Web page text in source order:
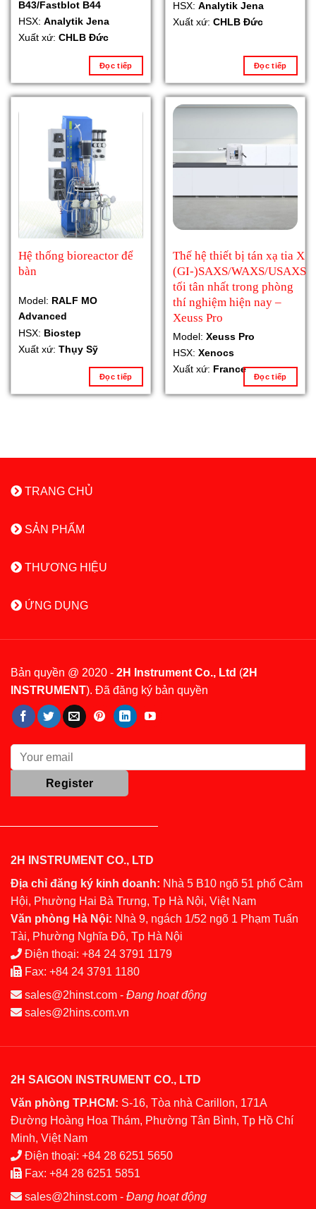
B43/Fastblot B44
HSX: Analytik Jena
Xuất xứ: CHLB Đức
Đọc tiếp
HSX: Analytik Jena
Xuất xứ: CHLB Đức
Đọc tiếp
Hệ thống bioreactor để
bàn
Model: RALF MO
Advanced
HSX: Biostep
Xuất xứ: Thụy Sỹ
Đọc tiếp
Thế hệ thiết bị tán xạ tia X
(GI-)SAXS/WAXS/USAXS
tối tân nhất trong phòng
thí nghiệm hiện nay –
Xeuss Pro
Model: Xeuss Pro
HSX: Xenocs
Xuất xứ: France
Đọc tiếp
TRANG CHỦ
SẢN PHẨM
THƯƠNG HIỆU
ỨNG DỤNG
Bản quyền @ 2020 - 2H Instrument Co., Ltd (2H
INSTRUMENT). Đã đăng ký bản quyền
2H INSTRUMENT CO., LTD
Địa chỉ đăng ký kinh doanh: Nhà 5 B10 ngõ 51 phố Cảm
Hội, Phường Hai Bà Trưng, Tp Hà Nội, Việt Nam
Văn phòng Hà Nội: Nhà 9, ngách 1/52 ngõ 1 Phạm Tuấn
Tài, Phường Nghĩa Đô, Tp Hà Nội
Điện thoại: +84 24 3791 1179
Fax: +84 24 3791 1180
sales@2hinst.com - Đang hoạt động
sales@2hins.com.vn
2H SAIGON INSTRUMENT CO., LTD
Văn phòng TP.HCM: S-16, Tòa nhà Carillon, 171A
Đường Hoàng Hoa Thám, Phường Tân Bình, Tp Hồ Chí
Minh, Việt Nam
Điện thoại: +84 28 6251 5650
Fax: +84 28 6251 5851
sales@2hinst.com - Đang hoạt động